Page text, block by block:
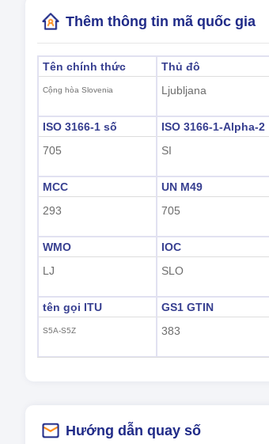
Thêm thông tin mã quốc gia
Tên chính thức
Cộng hòa Slovenia
Thủ đô
Ljubljana
ISO 3166-1 số
705
ISO 3166-1-Alpha-2
SI
MCC
293
UN M49
705
WMO
LJ
IOC
SLO
tên gọi ITU
S5A-S5Z
GS1 GTIN
383
Hướng dẫn quay số